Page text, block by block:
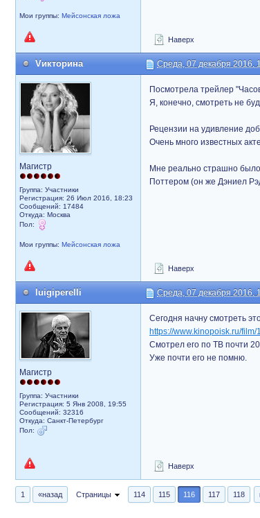
Мои группы: Мейсонская ложа
Наверх
Vикторина Среда, 07 декабря 2016,
Магистр
Группа: Участники
Регистрация: 26 Июл 2016, 18:23
Сообщений: 17484
Откуда: Москва
Пол:
Мои группы: Мейсонская ложа
Посмотрела трейлер
Я, конечно, смотреть не
Рецензии на удивление
Очень много известных
Мне реально страшно
Поттером (он же Дэниел
Наверх
luigiperelli Среда, 07 декабря 2016,
Магистр
Группа: Участники
Регистрация: 5 Янв 2008, 19:55
Сообщений: 32316
Откуда: Санкт-Петербург
Пол:
Сегодня начну смотреть
https://www.kinopoisk.ru/film/
Смотрел его по ТВ почти
Уже почти его не помню.
Наверх
1 «назад Страницы 114 115 116 117 118